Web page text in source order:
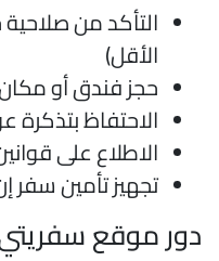
الأقل)
حجز فندق أو مكان
الاحتفاظ بتذكرة
الاطلاع على قوانين
تجهيز تأمين سفر إن
موقع سفريتي